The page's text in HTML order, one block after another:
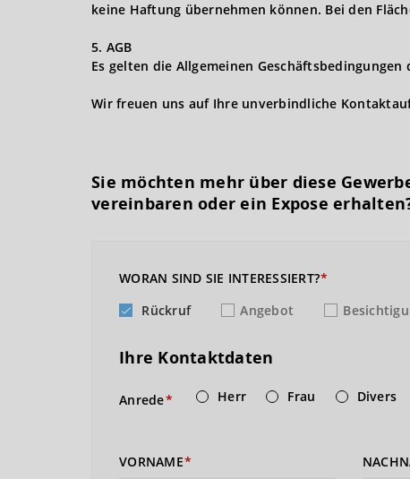
keine Haftung übernehmen können. Bei den
5. AGB
Es gelten die Allgemeinen
Wir freuen uns auf Ihre unverbindliche
Sie möchten mehr über diese
vereinbaren oder ein Expose
WORAN SIND SIE INTERESSIERT?
Rückruf
Angebot
Ihre Kontaktdaten
Anrede Herr Frau Divers
VORNAME